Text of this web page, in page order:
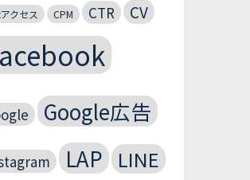
クセス CPM CTR CV
Google広告
LAP LINE